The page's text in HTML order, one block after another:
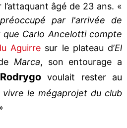
âgé de 23 ans. «
par l'arrivée de
que Carlo Ancelotti compte
Aguirre sur le plateau d’El
Marca, son entourage a
Rodrygovoulait rester au
vivre le mégaprojet du club